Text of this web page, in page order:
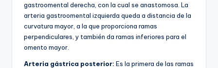
gastroomental derecha, con la cual se anastomosa. La
arteria gastroomental izquierda queda a distancia de la
curvatura mayor, a la que proporciona ramas
perpendiculares, y también da ramas inferiores para el
omento mayor.
Arteria gástrica posterior: Es la primera de las ramas